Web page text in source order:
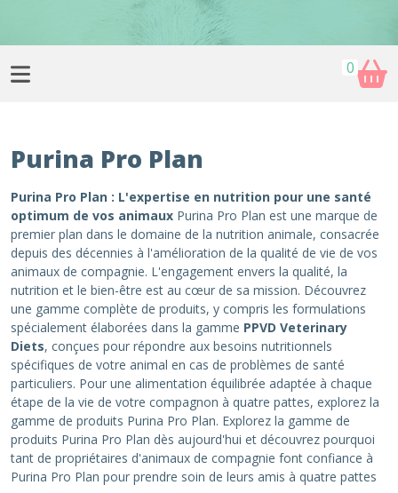
0
Purina Pro Plan
Purina Pro Plan : L'expertise en nutrition pour une santé
optimum de vos animaux Purina Pro Plan est une marque de
premier plan dans le domaine de la nutrition animale, consacrée
depuis des décennies à l'amélioration de la qualité de vie de vos
animaux de compagnie. L'engagement envers la qualité, la
nutrition et le bien-être est au cœur de sa mission. Découvrez
une gamme complète de produits, y compris les formulations
spécialement élaborées dans la gamme PPVD Veterinary
Diets, conçues pour répondre aux besoins nutritionnels
spécifiques de votre animal en cas de problèmes de santé
particuliers. Pour une alimentation équilibrée adaptée à chaque
étape de la vie de votre compagnon à quatre pattes, explorez la
gamme de produits Purina Pro Plan. Explorez la gamme de
produits Purina Pro Plan dès aujourd'hui et découvrez pourquoi
tant de propriétaires d'animaux de compagnie font confiance à
Purina Pro Plan pour prendre soin de leurs amis à quatre pattes